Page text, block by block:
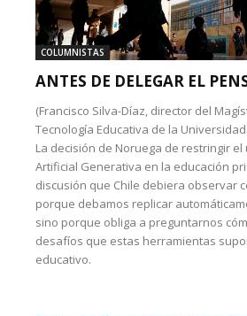
COLUMNISTAS
ANTES DE DELEGAR EL
(Francisco Silva-Díaz, director del
Tecnología Educativa de la
La decisión de Noruega de restringir el
Artificial Generativa en la educación
discusión que Chile debiera observar
porque debamos replicar
sino porque obliga a preguntarnos
desafíos que estas herramientas
educativo.